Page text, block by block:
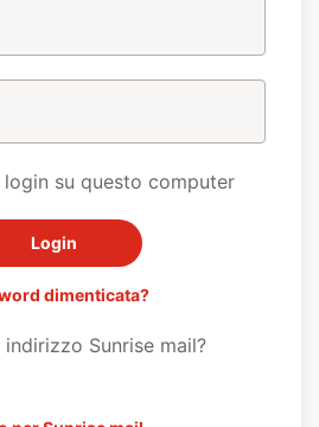
su questo computer
dimenticata?
Sunrise mail?